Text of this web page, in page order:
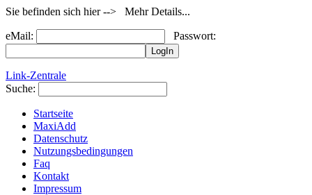
Sie befinden sich hier --> Mehr Details...
eMail: Passwort:
Link-Zentrale
Suche:
Startseite
MaxiAdd
Datenschutz
Nutzungsbedingungen
Faq
Kontakt
Impressum